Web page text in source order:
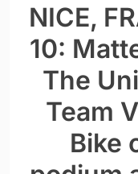
NICE,
10:
The
Team
Bike